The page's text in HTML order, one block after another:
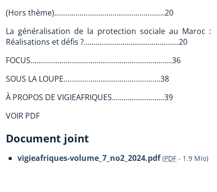
(Hors thème).........................................................20
La généralisation de la protection sociale au Maroc :
Réalisations et défis ?.................................................20
FOCUS.........................................................................36
SOUS LA LOUPE..................................................38
À PROPOS DE VIGIEAFRIQUES...........................39
VOIR PDF
Document joint
vigieafriques-volume_7_no2_2024.pdf (PDF - 1.9 Mio)